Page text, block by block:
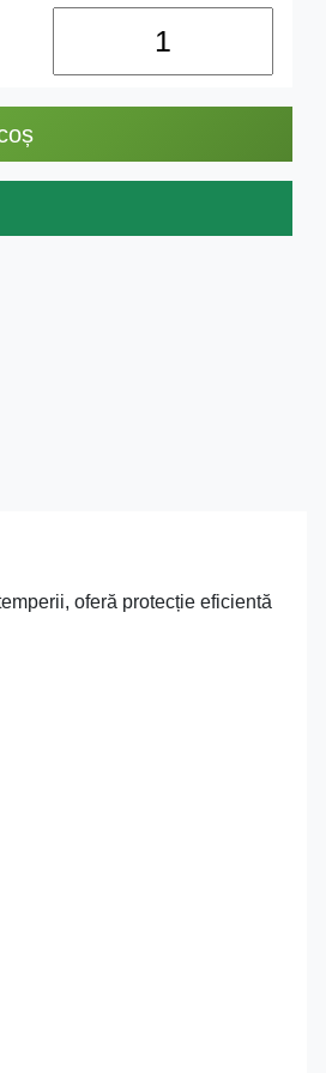
oferă protecție eficientă